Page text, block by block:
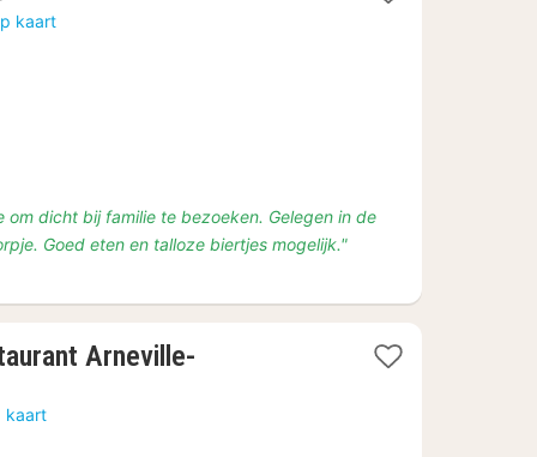
kaart
om dicht bij familie te bezoeken. Gelegen in de
Goed eten en talloze biertjes mogelijk."
Arneville-
kaart